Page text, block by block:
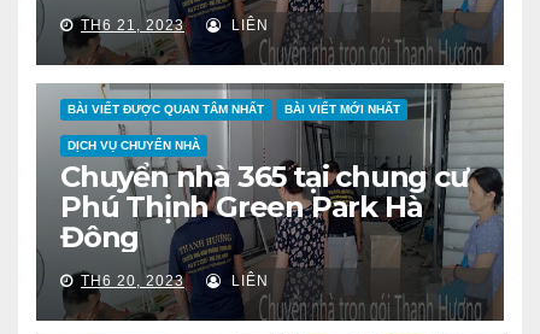
TH6 21, 2023 LIÊN
BÀI VIẾT ĐƯỢC QUAN TÂM NHẤT BÀI VIẾT MỚI NHẤT
DỊCH VỤ CHUYỂN NHÀ
Chuyển nhà 365 tại chung cư
Phú Thịnh Green Park Hà
Đông
TH6 20, 2023 LIÊN